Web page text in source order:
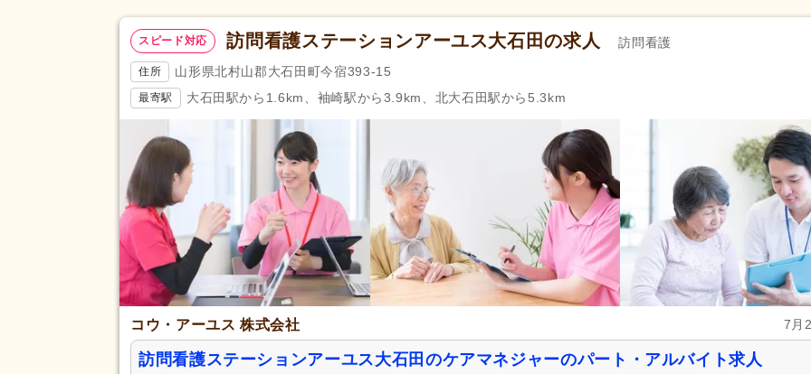
スピード対応 訪問看護ステーションアーユス大石田の求人 訪問看護
住所 山形県北村山郡大石田町今宿393-15
最寄駅 大石田駅から1.6km、袖崎駅から3.9km、北大石田駅から5.3km
コウ・アーユス 株式会社 7月
訪問看護ステーションアーユス大石田のケアマネジャーのパート・アルバイト求人